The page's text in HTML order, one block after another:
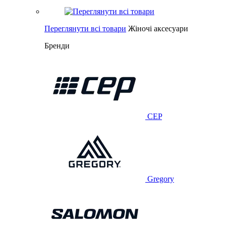
Переглянути всі товари Жіночі аксесуари
Бренди
CEP
Gregory